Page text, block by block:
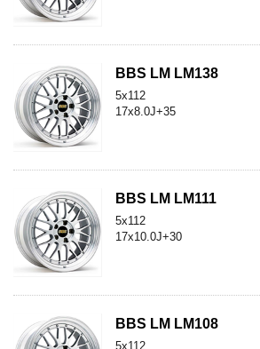
BBS LM LM138
5x112
17x8.0J+35
BBS LM LM111
5x112
17x10.0J+30
BBS LM LM108
5x112